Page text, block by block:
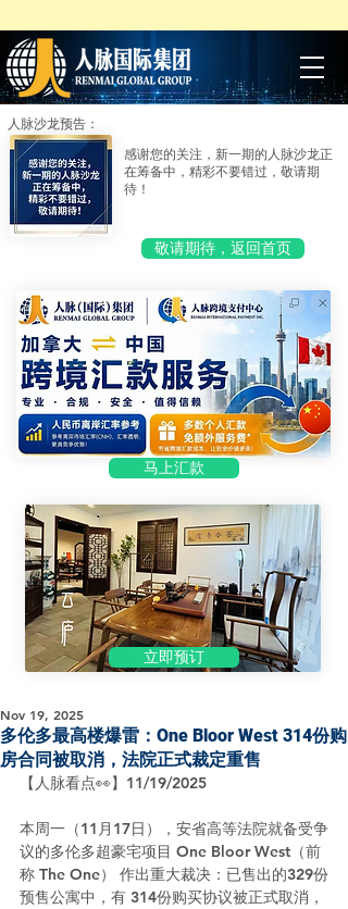
人脉沙龙预告：
感谢您的关注，新一期的人脉沙龙正
在筹备中，精彩不要错过，敬请期
待！
敬请期待，返回首页
马上汇款
立即预订
多伦多最高楼爆雷：One Bloor West 314份购
房合同被取消，法院正式裁定重售
Nov 19, 2025
【人脉看点👀】11/19/2025
本周一（11月17日），安省高等法院就备受争
议的多伦多超豪宅项目 One Bloor West（前
称 The One） 作出重大裁决：已售出的329份
预售公寓中，有 314份购买协议被正式取消，